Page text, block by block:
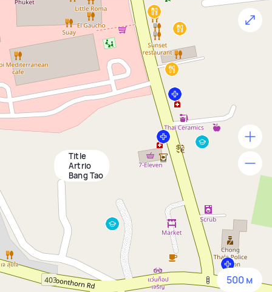
Title
Artrio
Bang Tao
500 м
500 м
1500 м
3 км
5 км